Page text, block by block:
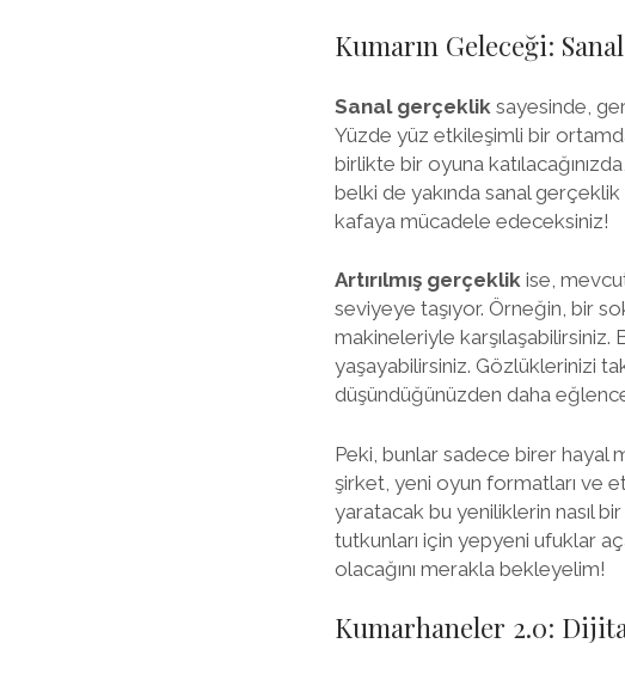
Kumarın Geleceği:
Sanal gerçeklik sayesinde,
Yüzde yüz etkileşimli bir
birlikte bir oyuna
belki de yakında sanal gerçeklik
kafaya mücadele edeceksiniz!
Artırılmış gerçeklikise,
seviyeye taşıyor. Örneğin, bir
makineleriyle karşılaşabilirsiniz.
yaşayabilirsiniz. Gözlüklerinizi
düşündüğünüzden daha
Peki, bunlar sadece birer hayal
şirket, yeni oyun formatları ve
yaratacak bu yeniliklerin nasıl
tutkunları için yepyeni ufuklar
olacağını merakla bekleyelim!
Kumarhaneler 2.0: